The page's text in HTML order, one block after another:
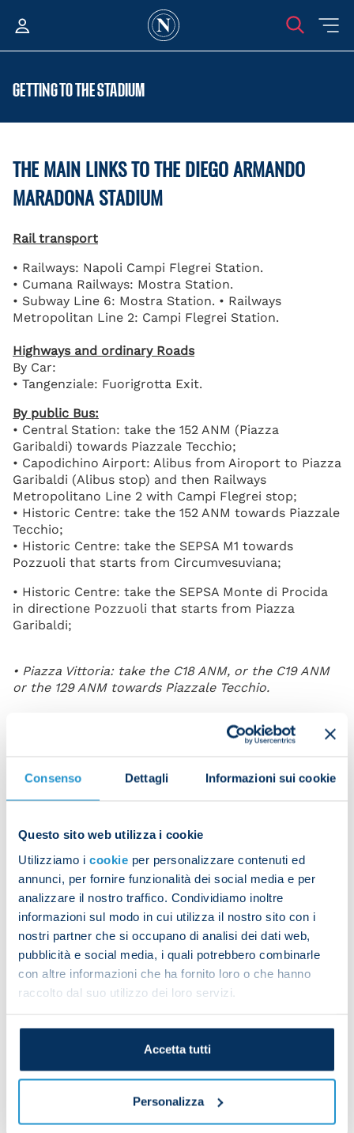
Consenso Dettagli Informazioni sui cookie
Questo sito web utilizza i cookie
Utilizziamo i cookie per personalizzare contenuti ed
annunci, per fornire funzionalità dei social media e per
analizzare il nostro traffico. Condividiamo inoltre
informazioni sul modo in cui utilizza il nostro sito con i
nostri partner che si occupano di analisi dei dati web,
pubblicità e social media, i quali potrebbero combinarle
con altre informazioni che ha fornito loro o che hanno
raccolto dal suo utilizzo dei loro servizi.
Accetta tutti
Personalizza
GETTING TO THE STADIUM
THE MAIN LINKS TO THE DIEGO ARMANDO
MARADONA STADIUM
Rail transport
• Railways: Napoli Campi Flegrei Station.
• Cumana Railways: Mostra Station.
• Subway Line 6: Mostra Station. • Railways
Metropolitan Line 2: Campi Flegrei Station.
Highways and ordinary Roads
By Car:
• Tangenziale: Fuorigrotta Exit.
By public Bus:
• Central Station: take the 152 ANM (Piazza
Garibaldi) towards Piazzale Tecchio;
• Capodichino Airport: Alibus from Airoport to Piazza
Garibaldi (Alibus stop) and then Railways
Metropolitano Line 2 with Campi Flegrei stop;
• Historic Centre: take the 152 ANM towards Piazzale
Tecchio;
• Historic Centre: take the SEPSA M1 towards
Pozzuoli that starts from Circumvesuviana;
• Historic Centre: take the SEPSA Monte di Procida
in directione Pozzuoli that starts from Piazza
Garibaldi;
• Piazza Vittoria: take the C18 ANM, or the C19 ANM
or the 129 ANM towards Piazzale Tecchio.
Please note that: during the match at the Diego
Armando Maradona Stadium, in order to facilitate
provide additiona services on the three lines of the
main route:
Park&Gol
Si informa altresì che ANM ha attivato il servizio
Park&Gol che consente di raggiungere lo stadio
Diego Armando Maradona in navetta dal parcheggio
ingresso ex NATO, uscita tangenziale Agnano). Il
servizio comprende la sosta di un auto nel
parcheggio vigilato ANM di Bagnoli e titolo di viaggio
a/r per la navetta valido per 5 persone. Tutto al
prezzo complessivo di 3 Euro.
· Evitare il traffico delle strade limitrofe allo stadio
(si esce dalla tangenziale ad Agnano)
· Non avere problemi di parcheggio in zona stadio
· Raggiungere lo stadio comodamente in bus/navetta